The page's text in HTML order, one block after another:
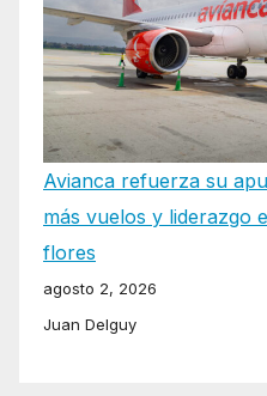
Avianca refuerza su
más vuelos y liderazgo
flores
agosto 2, 2026
Juan Delguy